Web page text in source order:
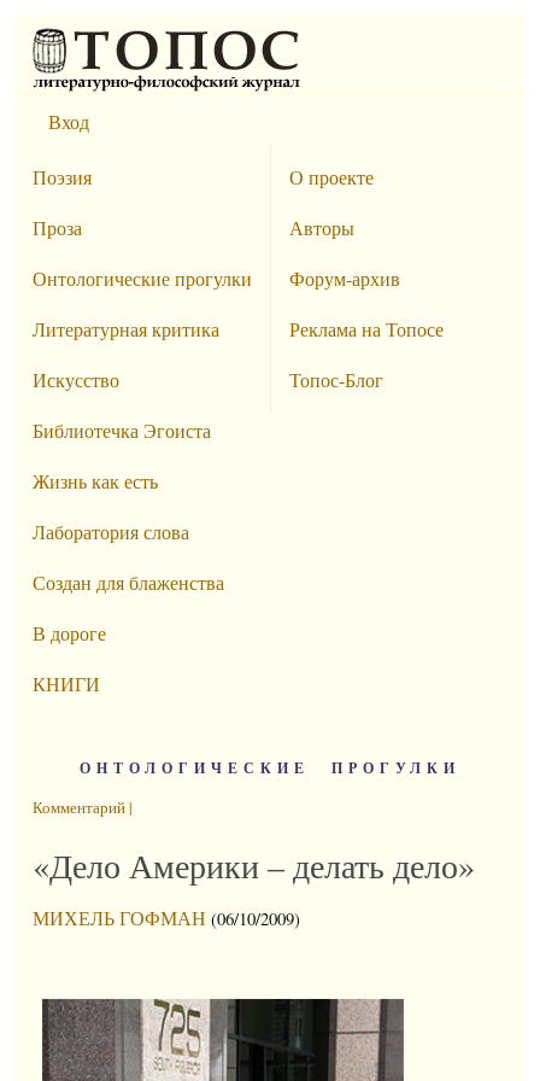
Вход
Поэзия
Проза
Онтологические прогулки
Литературная критика
Искусство
Библиотечка Эгоиста
Жизнь как есть
Лаборатория слова
Создан для блаженства
В дороге
КНИГИ
О проекте
Авторы
Форум-архив
Реклама на Топосе
Топос-Блог
ОНТОЛОГИЧЕСКИЕ ПРОГУЛКИ
Комментарий |
«Дело Америки – делать дело»
МИХЕЛЬ ГОФМАН (06/10/2009)